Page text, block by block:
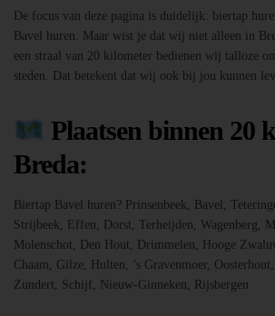
De focus van deze pagina is duidelijk: biertap
Bavel huren. Maar wist je dat wij niet alleen in
een straal van 20 kilometer bedienen wij talloze
steden. Dat betekent dat wij ook bij jou kunnen
Plaatsen binnen 20
Breda:
Biertap Bavel huren? Prinsenbeek, Bavel,
Strijbeek, Effen, Dorst, Terheijden, Wagenberg,
Molenschot, Den Hout, Drimmelen, Hooge
Chaam, Gilze, Hulten, ’s Gravenmoer,
Zundert, Schijf, Nieuw-Ginneken, Rijsbergen